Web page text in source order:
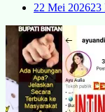
22 Mei 202623